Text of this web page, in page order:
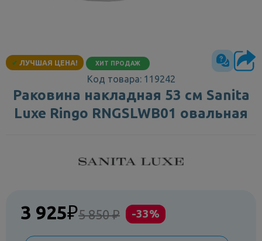
✔ ЛУЧШАЯ ЦЕНА! ХИТ ПРОДАЖ
Код товара: 119242
Раковина накладная 53 см Sanita
Luxe Ringo RNGSLWB01 овальная
3 925₽5 850 ₽ -33%